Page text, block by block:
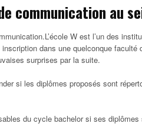
communication au
W est l’un des
dans une quelconque
surprises par la suite.
si les diplômes proposés sont
du cycle bachelor si ses